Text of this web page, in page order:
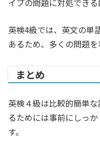
イプの問題に対処できる
英検4級では、英文の単
あるため、多くの問題
まとめ
英検４級は比較的簡単
るためには事前にしっ
す。